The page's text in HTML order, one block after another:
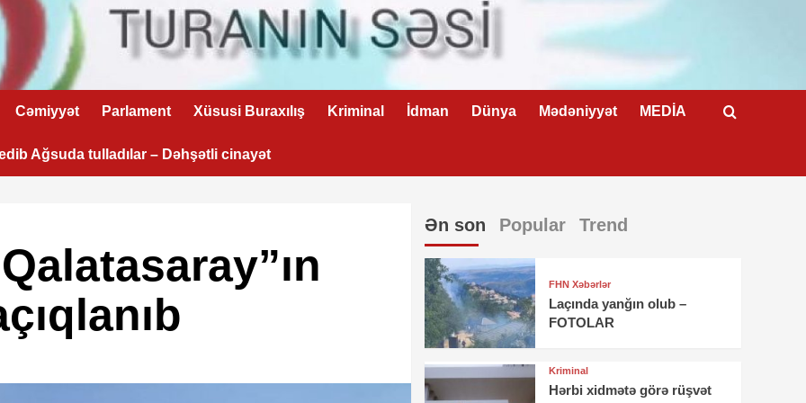
Cəmiyyət Parlament Xüsusi Buraxılış Kriminal İdman Dünya Mədəniyyət MEDİA
Ağsuda tulladılar – Dəhşətli cinayət
Ən son Popular Trend
FHN Xəbərlər
Laçında yanğın olub –
FOTOLAR
Kriminal
Hərbi xidmətə görə rüşvət